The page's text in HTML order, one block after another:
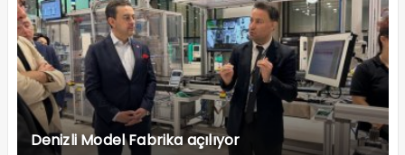
Denizli Model Fabrika açılıyor